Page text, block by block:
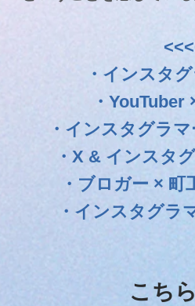
・インスタ
・
・インスタグラ
・X & インスタ
・ブロガー ×
・インスタグラ
こち